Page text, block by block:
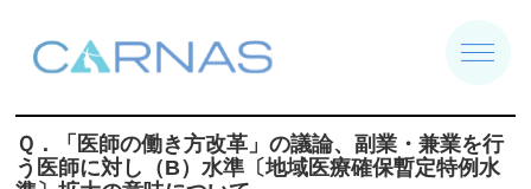
Ｑ．「医師の働き方改革」の議論、副業・兼業を行
う医師に対し（B）水準〔地域医療確保暫定特例水